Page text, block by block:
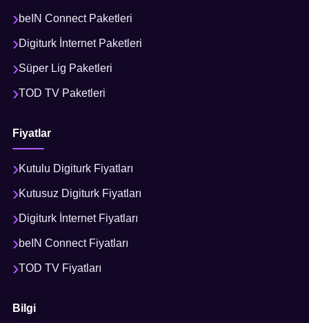
beIN Connect Paketleri
Digiturk İnternet Paketleri
Süper Lig Paketleri
TOD TV Paketleri
Fiyatlar
Kutulu Digiturk Fiyatları
Kutusuz Digiturk Fiyatları
Digiturk İnternet Fiyatları
beIN Connect Fiyatları
TOD TV Fiyatları
Bilgi